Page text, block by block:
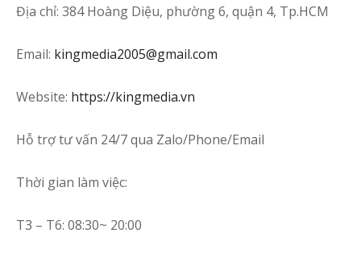
Địa chỉ: 384 Hoàng Diệu, phường 6, quận 4, Tp.HCM
Email: kingmedia2005@gmail.com
Website: https://kingmedia.vn
Hỗ trợ tư vấn 24/7 qua Zalo/Phone/Email
Thời gian làm việc:
T3 – T6: 08:30~ 20:00